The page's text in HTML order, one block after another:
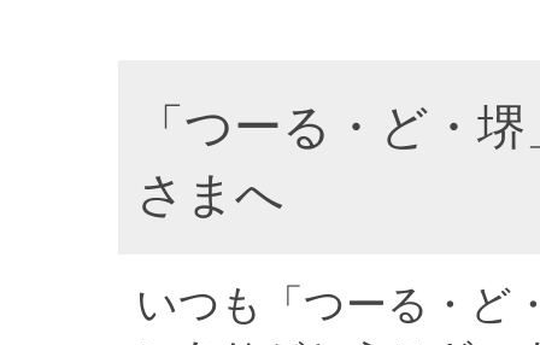
「つーる・ど・
さまへ
いつも「つーる・ど